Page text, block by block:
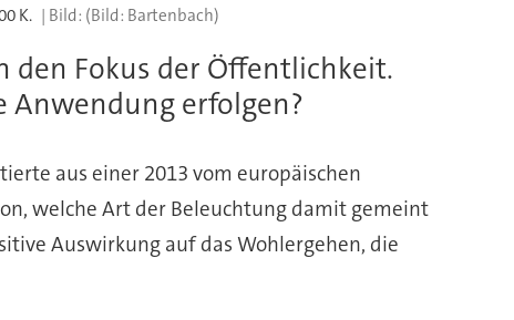
K. (Bild: Bartenbach)
den Fokus der Öffentlichkeit.
Anwendung erfolgen?
aus einer 2013 vom europäischen
welche Art der Beleuchtung damit gemeint
Auswirkung auf das Wohlergehen, die